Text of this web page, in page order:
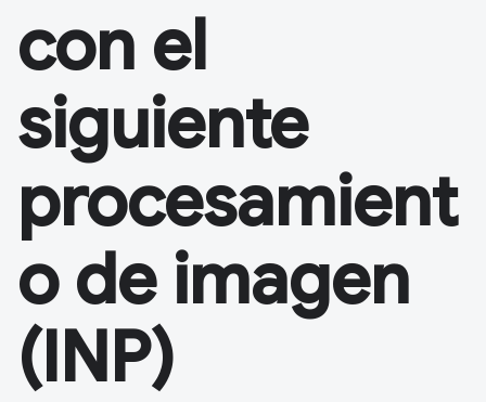
con el
siguiente
procesamient
o de imagen
(INP)